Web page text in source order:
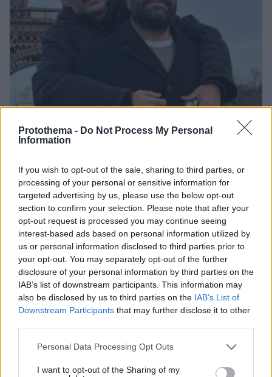
Protothema - Do Not Process My Personal
Information
If you wish to opt-out of the sale, sharing to third parties, or
processing of your personal or sensitive information for
targeted advertising by us, please use the below opt-out
section to confirm your selection. Please note that after your
opt-out request is processed you may continue seeing
interest-based ads based on personal information utilized by
us or personal information disclosed to third parties prior to
your opt-out. You may separately opt-out of the further
disclosure of your personal information by third parties on the
IAB’s list of downstream participants. This information may
also be disclosed by us to third parties on the IAB’s List of
Downstream Participants that may further disclose it to other
Please note that this website/app uses one or more Google
not limited to your visit or usage behaviour. You may click to
Personal Data Processing Opt Outs
I want to opt-out of the Sharing of my
Ο Παντελής Τουτουντζής ταξίδεψε με τον σύζυγό του στο
Παρίσι: Όλοι αξίζουμε την αγάπη, γράφει
15.02.2026, 10:03
Thema Insights